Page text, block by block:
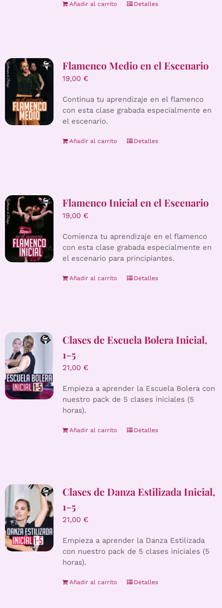
Añadir al carrito Detalles
Flamenco Medio en el Escenario
19,00 €
Continua tu aprendizaje en el flamenco
con esta clase grabada especialmente en
el escenario.
Añadir al carrito Detalles
Flamenco Inicial en el Escenario
19,00 €
Comienza tu aprendizaje en el flamenco
con esta clase grabada especialmente en
el escenario para principiantes.
Añadir al carrito Detalles
Clases de Escuela Bolera Inicial,
1-5
21,00 €
Empieza a aprender la Escuela Bolera con
nuestro pack de 5 clases iniciales (5
horas).
Añadir al carrito Detalles
Clases de Danza Estilizada Inicial,
1-5
21,00 €
Empieza a aprender la Danza Estilizada
con nuestro pack de 5 clases iniciales (5
horas).
Añadir al carrito Detalles